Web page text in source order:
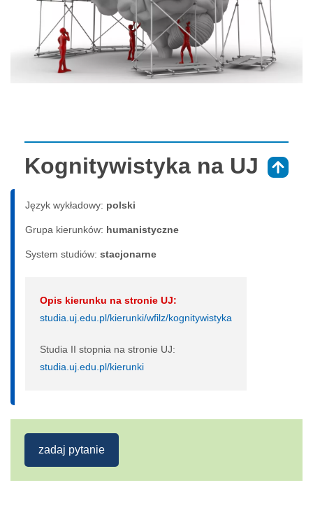
Kognitywistyka na UJ
Język wykładowy: polski
Grupa kierunków: humanistyczne
System studiów: sta­cjo­nar­ne
Opis kierunku na stronie UJ:
studia.uj.edu.pl/kierunki/wfilz/kognitywistyka
Studia II stopnia na stronie UJ:
studia.uj.edu.pl/kierunki
zadaj pytanie